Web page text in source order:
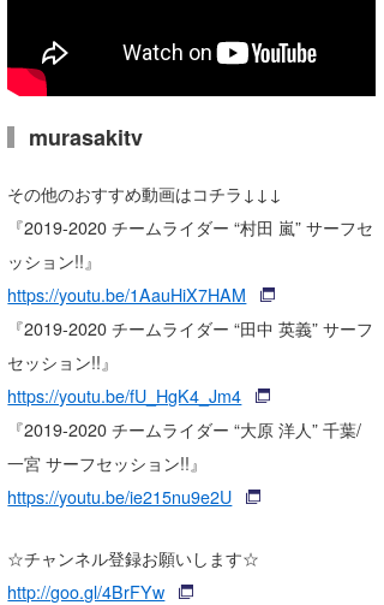
murasakitv
その他のおすすめ動画はコチラ↓↓↓
『2019-2020 チームライダー “村田 嵐” サーフセ
ッション!!』
https://youtu.be/1AauHiX7HAM
『2019-2020 チームライダー “田中 英義” サーフ
セッション!!』
https://youtu.be/fU_HgK4_Jm4
『2019-2020 チームライダー “大原 洋人” 千葉/
一宮 サーフセッション!!』
https://youtu.be/ie215nu9e2U
☆チャンネル登録お願いします☆
http://goo.gl/4BrFYw
熊谷素子
植村未来
NOBUFUKU
喜納海人
ECE
G◎Da
KID
KY
MIN
mitz